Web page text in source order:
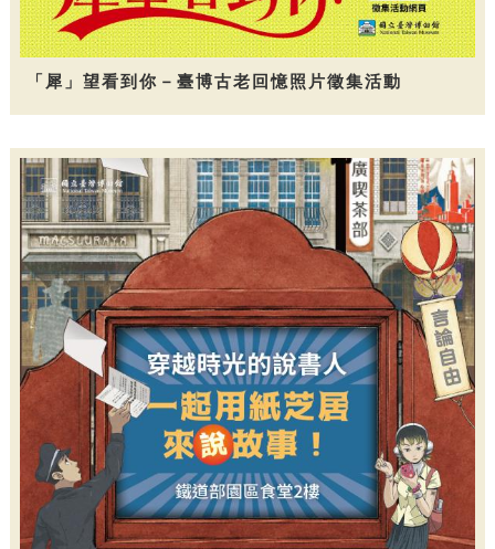
「犀」望看到你－臺博古老回憶照片徵集活動